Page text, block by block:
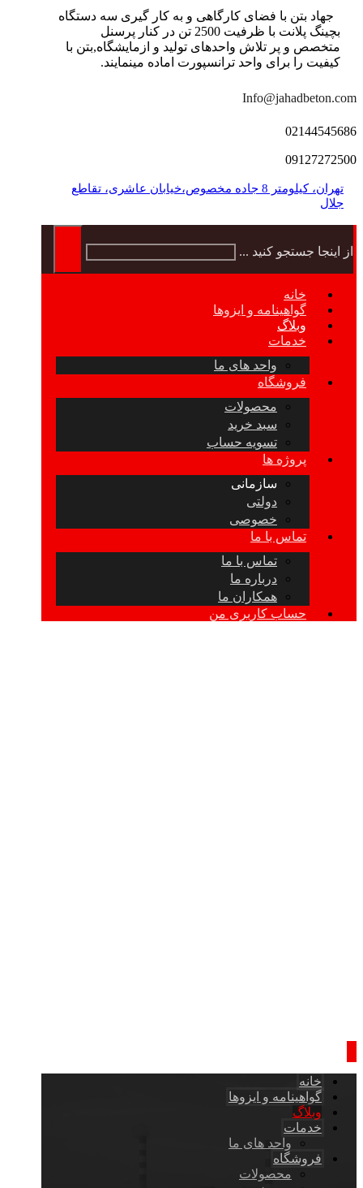
جهاد بتن با فضای کارگاهی و به کار گیری سه دستگاه
بچینگ پلانت با ظرفیت 2500 تن در کنار پرسنل
متخصص و پر تلاش واحدهای تولید و ازمایشگاه,بتن با
کیفیت را برای واحد ترانسپورت اماده مینمایند.
Info@jahadbeton.com
02144545686
09127272500
تهران، کیلومتر 8 جاده مخصوص،خیابان عاشری، تقاطع
جلال
از اینجا جستجو کنید ...
خانه
گواهینامه و ایزوها
وبلاگ
خدمات
واحد های ما
فروشگاه
محصولات
سبد خرید
تسویه حساب
پروژه ها
سازمانی
دولتی
خصوصی
تماس با ما
تماس با ما
درباره ما
همکاران ما
حساب کاربری من
خانه
گواهینامه و ایزوها
وبلاگ
خدمات
واحد های ما
فروشگاه
محصولات